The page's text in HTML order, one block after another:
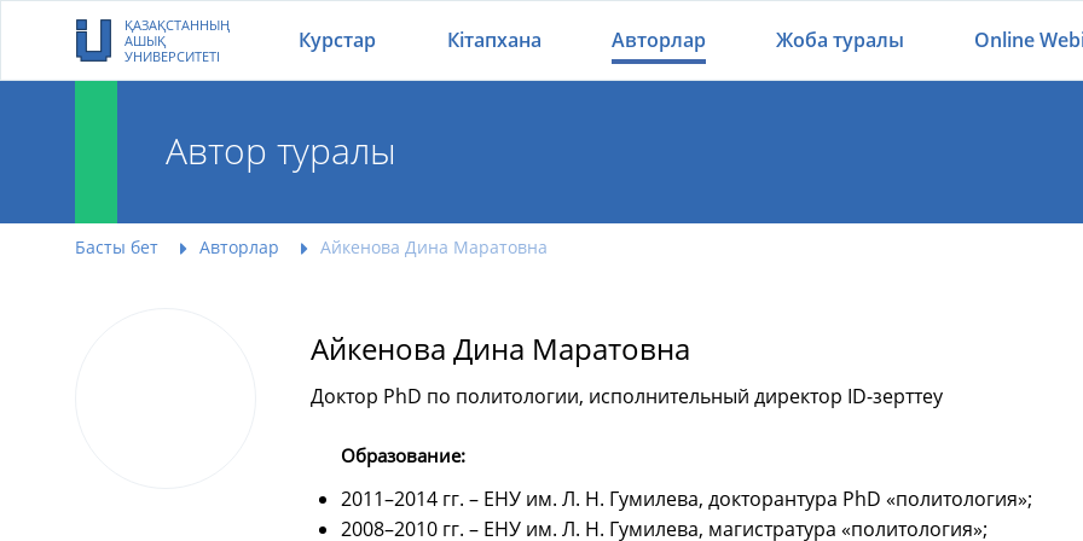
ҚАЗАҚСТАННЫҢ
АШЫҚ
УНИВЕРСИТЕТІ
Курстар Кітапхана Авторлар Жоба туралы Online
Автор туралы
Басты бет Авторлар Айкенова Дина Маратовна
Айкенова Дина Маратовна
Доктор PhD по политологии, исполнительный директор ID-зерттеу
Образование:
2011–2014 гг. – ЕНУ им. Л. Н. Гумилева, докторантура PhD «политология»;
2008–2010 гг. – ЕНУ им. Л. Н. Гумилева, магистратура «политология»;